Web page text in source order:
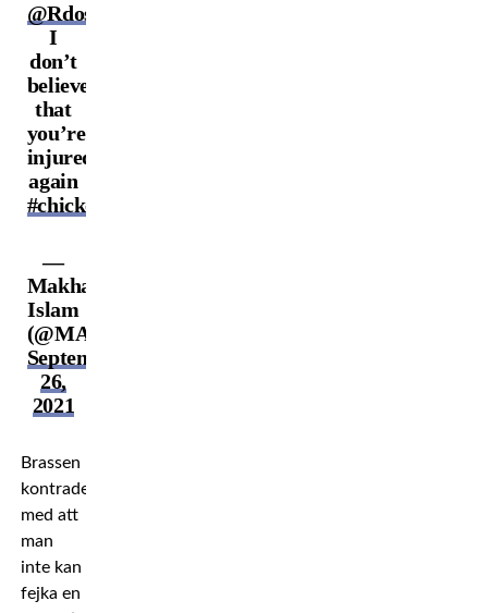
@RdosAnjosMMA
I
don’t
believe
that
you’re
injured..,
again
#chickenfever
—
Makhachev
Islam
(@MAKHACHEVMMA)
September
26,
2021
Brassen
kontrade
med att
man
inte kan
fejka en